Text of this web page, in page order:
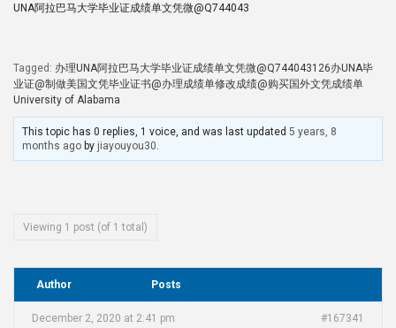
UNA阿拉巴马大学毕业证成绩单文凭微@Q744043
Tagged: 办理UNA阿拉巴马大学毕业证成绩单文凭微@Q744043126办UNA毕
业证@制做美国文凭毕业证书@办理成绩单修改成绩@购买国外文凭成绩单
University of Alabama
This topic has 0 replies, 1 voice, and was last updated5 years, 8
months ago by jiayouyou30.
Viewing 1 post (of 1 total)
Author Posts
December 2, 2020 at 2:41 pm #167341